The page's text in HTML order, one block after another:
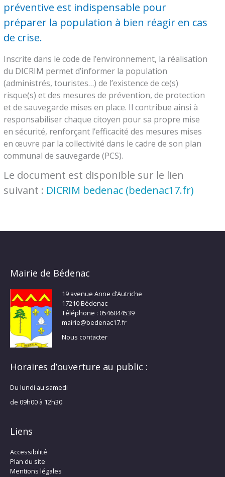
préventive est indispensable pour
préparer la population à bien réagir en cas
de crise.
Inscrite dans le code de l’environnement, la réalisation
du DICRIM permet d’informer la population
(administrés, touristes…) de l’existence de ce(s)
risque(s) et des mesures de prévention, de protection
et de sauvegarde mises en place. Il contribue ainsi à
responsabiliser chaque citoyen pour sa propre mise
en sécurité, renforçant l’efficacité des mesures mises
en œuvre par la collectivité dans le cadre de son plan
communal de sauvegarde (PCS).
Le document est disponible sur le lien
suivant : DICRIM bedenac (bedenac17.fr)
Mairie de Bédenac
19 avenue Anne d’Autriche
17210 Bédenac
Téléphone : 0546044539
mairie@bedenac17.fr
Nous contacter
Horaires d’ouverture au public :
Du lundi au samedi
de 09h00 à 12h30
Liens
Accessibilité
Plan du site
Mentions légales